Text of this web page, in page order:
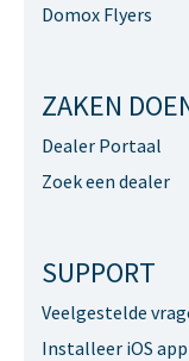
Domox Flyers
ZAKEN
Dealer Portaal
Zoek een dealer
SUPPORT
Veelgestelde
Installeer iOS app